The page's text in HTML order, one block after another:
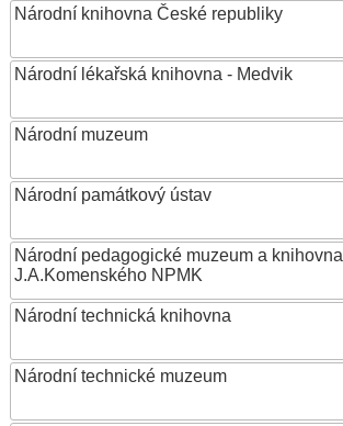
Národní knihovna České republiky
Národní lékařská knihovna - Medvik
Národní muzeum
Národní památkový ústav
Národní pedagogické muzeum a knihovna
J.A.Komenského NPMK
Národní technická knihovna
Národní technické muzeum